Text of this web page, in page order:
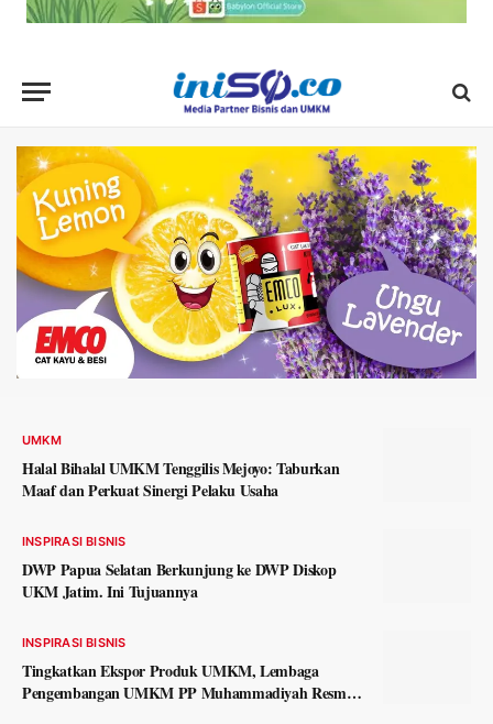
UMKM
Halal Bihalal UMKM Tenggilis Mejoyo: Taburkan
Maaf dan Perkuat Sinergi Pelaku Usaha
INSPIRASI BISNIS
DWP Papua Selatan Berkunjung ke DWP Diskop
UKM Jatim. Ini Tujuannya
INSPIRASI BISNIS
Tingkatkan Ekspor Produk UMKM, Lembaga
Pengembangan UMKM PP Muhammadiyah Resmi